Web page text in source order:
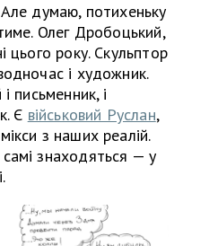
думаю, потихеньку
Олег Дробоцький,
цього року. Скульптор
і художник.
письменник, і
Є військовий Руслан,
з наших реалій.
знаходяться — у